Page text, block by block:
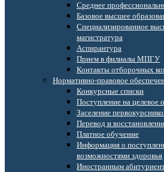
Среднее
Базовое высшее
Специализированное
магистратура
Аспирантура
Прием в филиалы МПГУ
Контакты отборочных
Нормативно-правовое
Конкурсные списки
Поступление на целевое
Заселение
Перевод и
Платное обучение
Информация о
возможностями здоровья
Иностранным